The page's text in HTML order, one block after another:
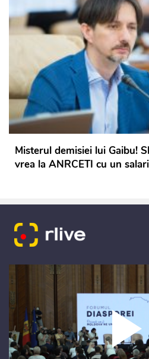
Misterul demisiei lui Gaibu!
vrea la ANRCETI cu un